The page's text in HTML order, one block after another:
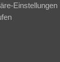
Einstellungen